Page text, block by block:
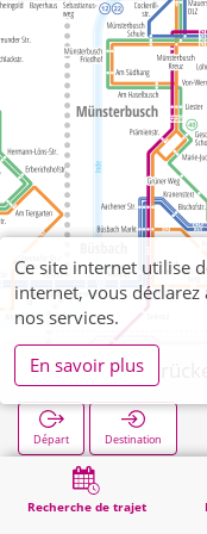
Recherche de trajet
Mühlener Brücke
Départ Destination
Démarrage Recherche
Ce site internet utilise
internet, vous
nos services.
En savoir plus